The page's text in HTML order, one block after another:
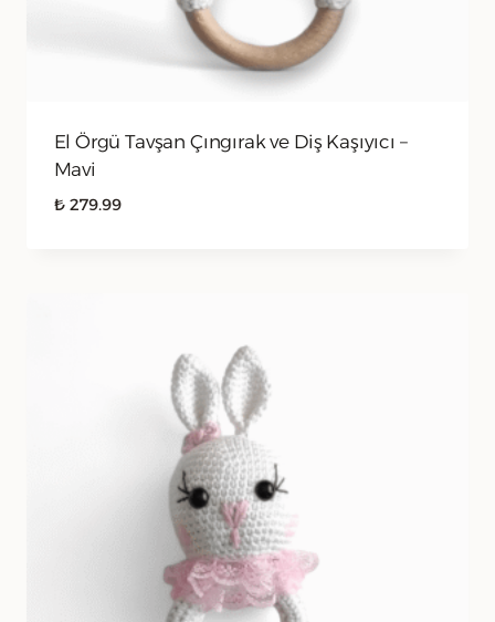
El Örgü Tavşan Çıngırak ve Diş Kaşıyıcı –
Mavi
₺279.99